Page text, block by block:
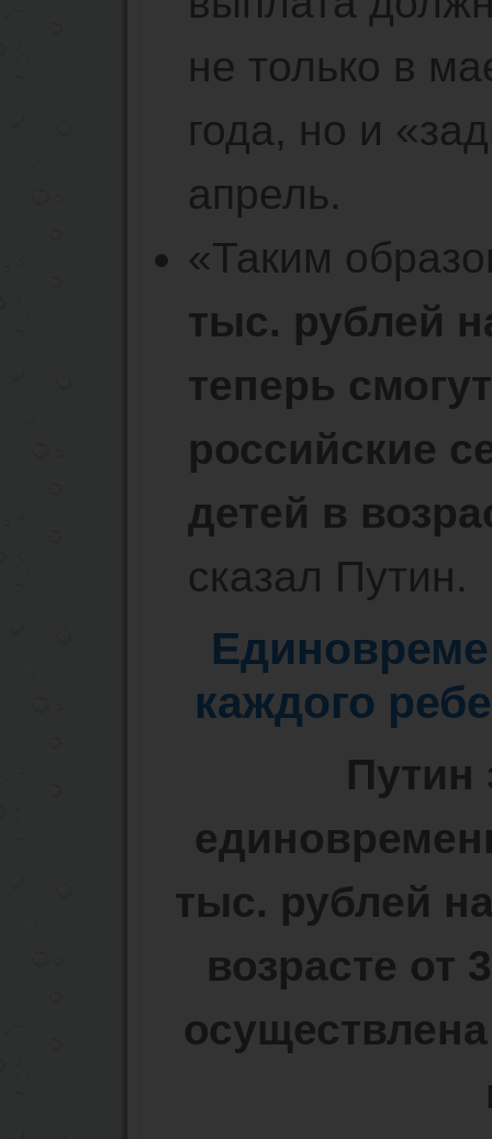
не только в
года, но и
апрель.
«Таким
тыс. рублей
теперь
российские
детей в
сказал Путин.
каждого
Путин
тыс. рублей
возрасте от